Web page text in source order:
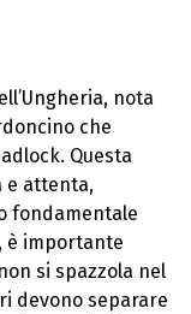
nota
che
Questa
e attenta,
fondamentale
è importante
si spazzola nel
devono separare